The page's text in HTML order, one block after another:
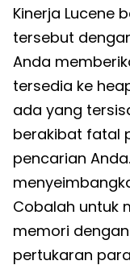
Kinerja Lucene
tersebut
Anda
tersedia ke
ada yang
berakibat fatal
pencarian
Cobalah untuk
memori
pertukaran